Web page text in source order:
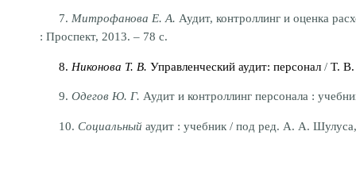
7. Митрофанова Е. А. Аудит, контроллинг и оценка
: Проспект, 2013. – 78 с.
8. Никонова Т. В. Управленческий аудит: персонал /Т. В.
9. Одегов Ю. Г. Аудит и контроллинг персонала :
10. Социальный аудит : учебник/ под ред. А. А.